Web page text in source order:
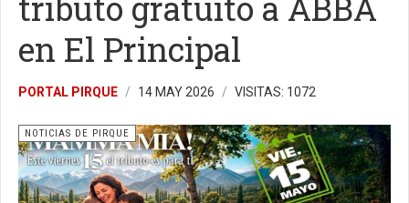
en El Principal
PORTAL PIRQUE 14 MAY 2026 VISITAS: 1072
NOTICIAS DE PIRQUE